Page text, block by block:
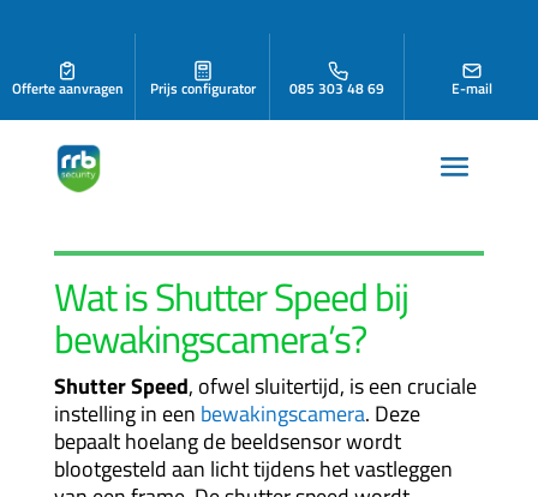
Offerte aanvragen Prijs configurator 085 303 48 69 E-mail
Wat is Shutter Speed bij
bewakingscamera’s?
Shutter Speed, ofwel sluitertijd, is een cruciale
instelling in een bewakingscamera. Deze
bepaalt hoelang de beeldsensor wordt
blootgesteld aan licht tijdens het vastleggen